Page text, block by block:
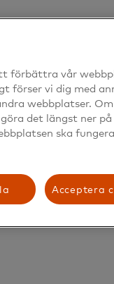
annat material
och
för att minska
teknikens
videosamtal till
förbättra vår
förser vi dig med
webbplatser.
det längst ner
ska
Acceptera